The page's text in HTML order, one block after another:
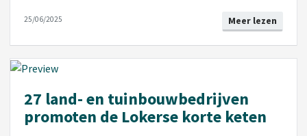
Meer lezen
25/06/2025
27 land- en tuinbouwbedrijven
promoten de Lokerse korte keten